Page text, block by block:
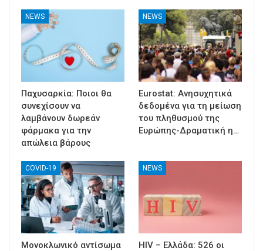
NEWS
Παχυσαρκία: Ποιοι θα
συνεχίσουν να
λαμβάνουν δωρεάν
φάρμακα για την
απώλεια βάρους
NEWS
Eurostat: Ανησυχητικά
δεδομένα για τη μείωση
του πληθυσμού της
Ευρώπης-Δραματική η…
COVID-19
Μονοκλωνικό αντίσωμα
NEWS
HIV – Ελλάδα: 526 οι